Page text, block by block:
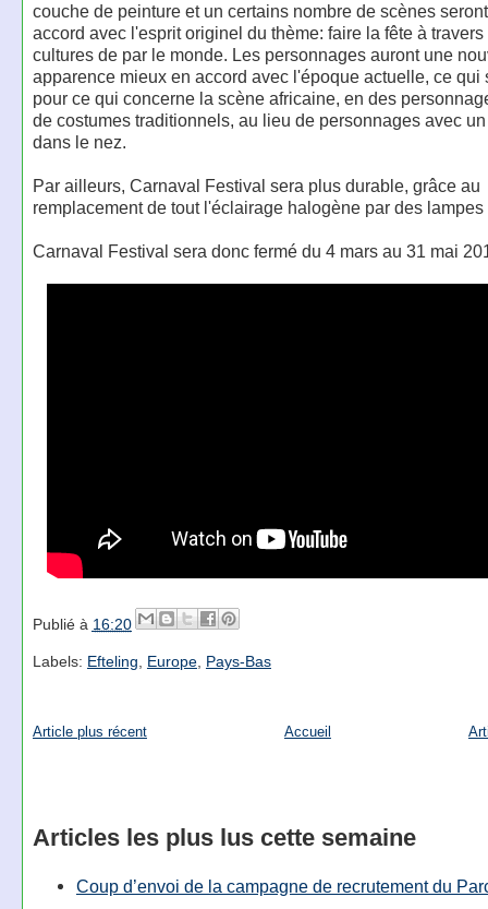
couche de peinture et un certains nombre de scènes
accord avec l'esprit originel du thème: faire la fête à
cultures de par le monde. Les personnages auront une
apparence mieux en accord avec l'époque actuelle, ce qui
pour ce qui concerne la scène africaine, en des
de costumes traditionnels, au lieu de personnages avec
dans le nez.
Par ailleurs, Carnaval Festival sera plus durable, grâce au
remplacement de tout l'éclairage halogène par des lampes
Carnaval Festival sera donc fermé du 4 mars au 31 mai
Publié à 16:20
Labels: Efteling Europe, Pays-Bas
Article plus récent Accueil
Articles les plus lus cette semaine
Coup d’envoi de la campagne de recrutement du